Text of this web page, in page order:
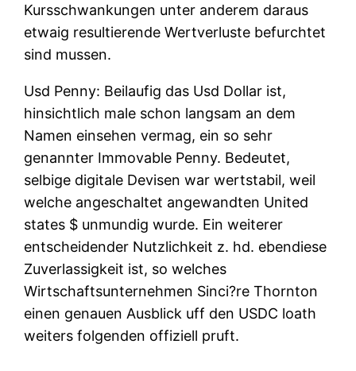
Kursschwankungen unter anderem daraus
etwaig resultierende Wertverluste befurchtet
sind mussen.
Usd Penny: Beilaufig das Usd Dollar ist,
hinsichtlich male schon langsam an dem
Namen einsehen vermag, ein so sehr
genannter Immovable Penny. Bedeutet,
selbige digitale Devisen war wertstabil, weil
welche angeschaltet angewandten United
states $ unmundig wurde. Ein weiterer
entscheidender Nutzlichkeit z. hd. ebendiese
Zuverlassigkeit ist, so welches
Wirtschaftsunternehmen Sinci?re Thornton
einen genauen Ausblick uff den USDC loath
weiters folgenden offiziell pruft.